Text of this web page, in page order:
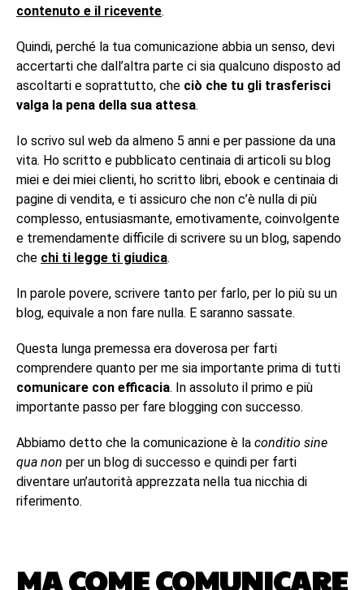
contenuto e il ricevente.
Quindi, perché la tua comunicazione abbia un senso, devi
accertarti che dall’altra parte ci sia qualcuno disposto ad
ascoltarti e soprattutto, che ciò che tu gli trasferisci
valga la pena della sua attesa.
Io scrivo sul web da almeno 5 anni e per passione da una
vita. Ho scritto e pubblicato centinaia di articoli su blog
miei e dei miei clienti, ho scritto libri, ebook e centinaia di
pagine di vendita, e ti assicuro che non c’è nulla di più
complesso, entusiasmante, emotivamente, coinvolgente
e tremendamente difficile di scrivere su un blog, sapendo
che chi ti legge ti giudica.
In parole povere, scrivere tanto per farlo, per lo più su un
blog, equivale a non fare nulla. E saranno sassate.
Questa lunga premessa era doverosa per farti
comprendere quanto per me sia importante prima di tutti
comunicare con efficacia. In assoluto il primo e più
importante passo per fare blogging con successo.
Abbiamo detto che la comunicazione è la conditio sine
qua non per un blog di successo e quindi per farti
diventare un’autorità apprezzata nella tua nicchia di
riferimento.
MA COME COMUNICARE